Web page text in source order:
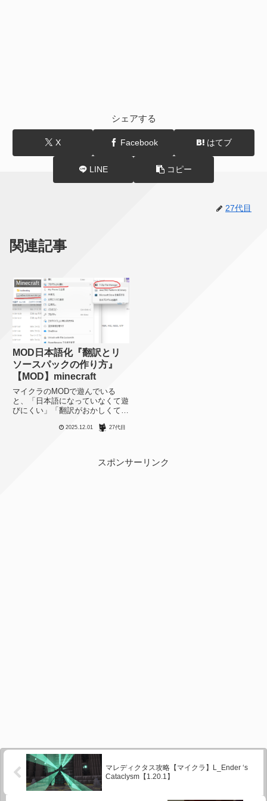
シェアする
X Facebook はてブ
LINE コピー
27代目
関連記事
Minecraft
MOD日本語化『翻訳とリ
ソースパックの作り方』
【MOD】minecraft
マイクラのMODで遊んでいる
と、「日本語になっていなくて遊
びにくい」「翻訳がおかしくて違
たることがあります。新しい
たら嬉しいと思うのでその方法を
2025.12.01 27代目
スポンサーリンク
マレディクタス攻略【マイクラ】L_Ender ‘s
Cataclysm【1.20.1】